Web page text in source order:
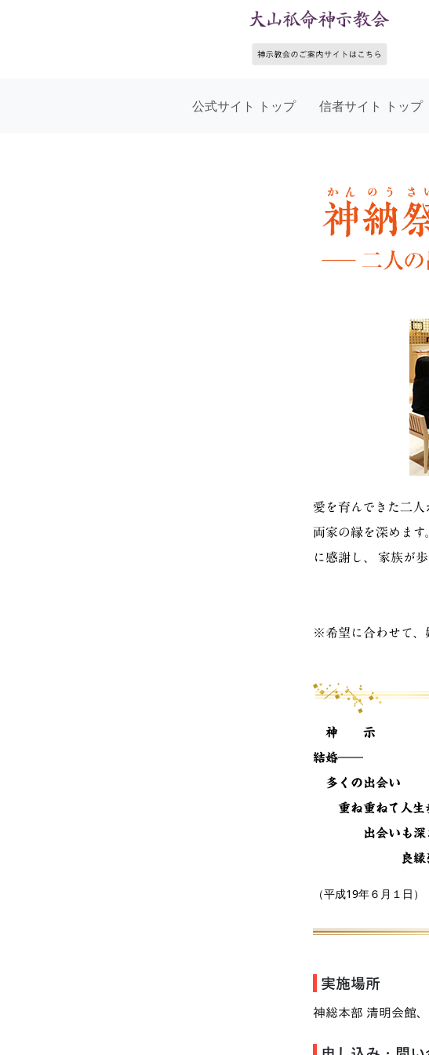
公式サイト トップ 信者サイト トップ
愛を育んできた二人
両家の縁を深めま
に感謝し、 家族が
※希望に合わせて、
神 示
結婚――
多くの出会い
重ね重ねて人生
出会いも深
良縁引き
（平成19年６月１日）
実施場所
神総本部 清明会館